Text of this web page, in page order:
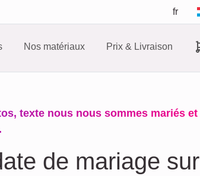
fr
Nos matériaux Prix & Livraison
texte nous nous sommes mariés et
de mariage sur